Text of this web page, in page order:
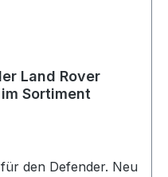
Land Rover
Sortiment
den Defender. Neu